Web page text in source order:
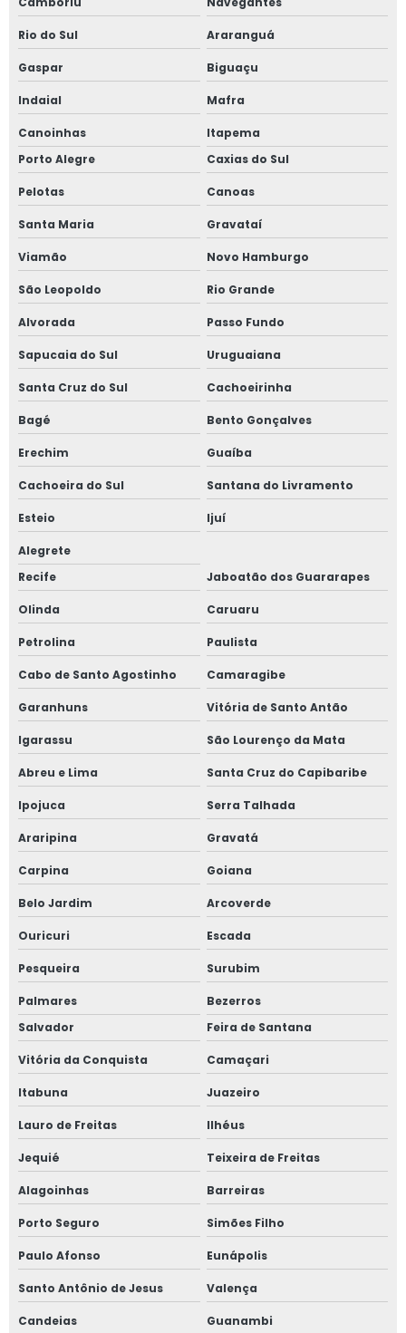
Rio do Sul Araranguá
Gaspar Biguaçu
Indaial Mafra
Canoinhas
Itapema
Porto Alegre
Caxias do Sul
Pelotas Canoas
Santa Maria Gravataí
Viamão Novo Hamburgo
São Leopoldo Rio Grande
Alvorada Passo Fundo
Sapucaia do Sul Uruguaiana
Santa Cruz do Sul Cachoeirinha
Bagé Bento Gonçalves
Erechim Guaíba
Cachoeira do Sul Santana do Livramento
Esteio Ijuí
Alegrete
Recife
Jaboatão dos Guararapes
Olinda Caruaru
Petrolina Paulista
Cabo de Santo Agostinho Camaragibe
Garanhuns Vitória de Santo Antão
Igarassu São Lourenço da Mata
Abreu e Lima Santa Cruz do Capibaribe
Ipojuca Serra Talhada
Araripina Gravatá
Carpina Goiana
Belo Jardim Arcoverde
Ouricuri Escada
Pesqueira Surubim
Palmares
Bezerros
Salvador
Feira de Santana
Vitória da Conquista Camaçari
Itabuna Juazeiro
Lauro de Freitas Ilhéus
Jequié Teixeira de Freitas
Alagoinhas Barreiras
Porto Seguro Simões Filho
Paulo Afonso Eunápolis
Santo Antônio de Jesus Valença
Candeias Guanambi